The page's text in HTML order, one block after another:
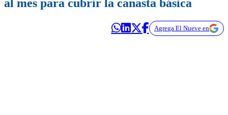
al mes para cubrir la canasta básica
Agrega El Nueve en